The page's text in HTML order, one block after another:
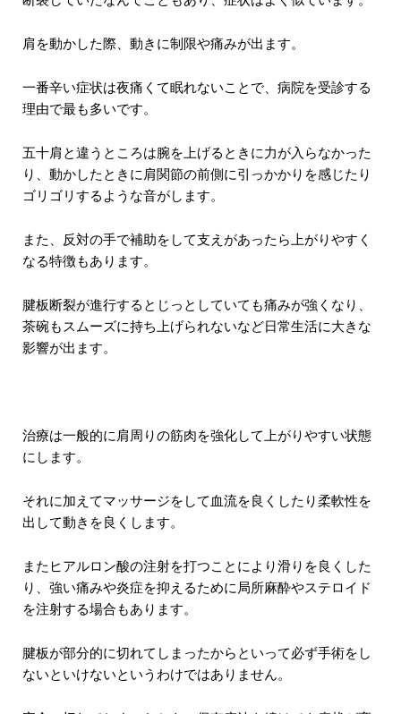
肩を動かした際、動きに制限や痛みが出ます。
一番辛い症状は夜痛くて眠れないことで、病院を受診する
理由で最も多いです。
五十肩と違うところは腕を上げるときに力が入らなかった
り、動かしたときに肩関節の前側に引っかかりを感じたり
ゴリゴリするような音がします。
また、反対の手で補助をして支えがあったら上がりやすく
なる特徴もあります。
腱板断裂が進行するとじっとしていても痛みが強くなり、
茶碗もスムーズに持ち上げられないなど日常生活に大きな
影響が出ます。
治療は一般的に肩周りの筋肉を強化して上がりやすい状態
にします。
それに加えてマッサージをして血流を良くしたり柔軟性を
出して動きを良くします。
またヒアルロン酸の注射を打つことにより滑りを良くした
り、強い痛みや炎症を抑えるために局所麻酔やステロイド
を注射する場合もあります。
腱板が部分的に切れてしまったからといって必ず手術をし
ないといけないというわけではありません。